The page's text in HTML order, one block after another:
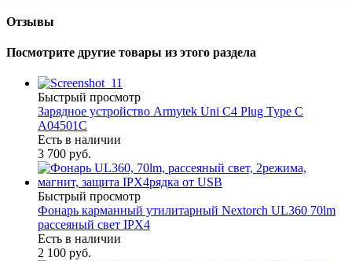
Отзывы
Посмотрите другие товары из этого раздела
Быстрый просмотр
Зарядное устройство Armytek Uni C4 Plug Type C
A04501C
Есть в наличии
3 700 руб.
Быстрый просмотр
Фонарь карманный утилитарный Nextorch UL360 70lm
рассеяный свет IPX4
Есть в наличии
2 100 руб.